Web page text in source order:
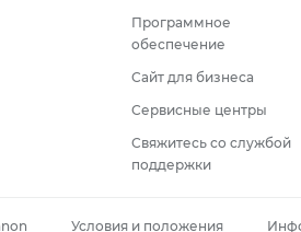
Программное
обеспечение
Сайт для бизнеса
Сервисные центры
Свяжитесь со службой
поддержки
Условия и положения